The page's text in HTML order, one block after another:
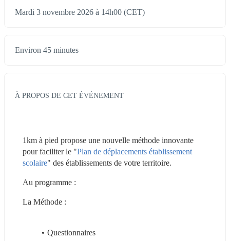
Mardi 3 novembre 2026 à 14h00 (CET)
Environ 45 minutes
À PROPOS DE CET ÉVÉNEMENT
1km à pied propose une nouvelle méthode innovante
pour faciliter le "Plan de déplacements établissement
scolaire" des établissements de votre territoire.
Au programme :
La Méthode :
Questionnaires